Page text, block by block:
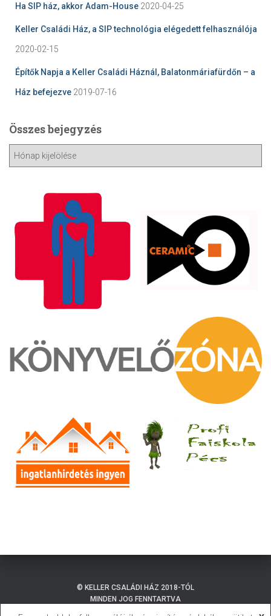
Ha SIP ház, akkor Adam-House 2020-04-25
Keller Családi Ház, a SIP technológia elégedett felhasználója
2020-02-15
Építők Napja a Keller Családi Háznál, Balatonmáriafürdőn – a
Ház befejezve 2019-07-16
Összes bejegyzés
© KELLER CSALÁDI HÁZ 2018-TÓL
MINDEN JOG FENNTARTVA